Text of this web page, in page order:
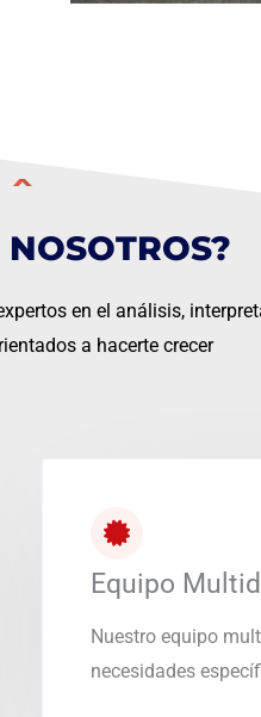
en el análisis,
a hacerte crecer
Equipo
Nuestro equipo
necesidades